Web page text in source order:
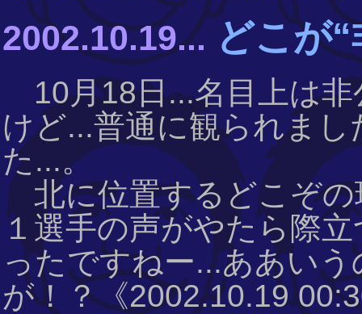
2002.10.19... どこが
10月18日...名目上は非
けど...普通に観られま
た...。
北に位置するどこぞの
１選手の声がやたら際
ったですねー...ああいう
が！？《2002.10.19